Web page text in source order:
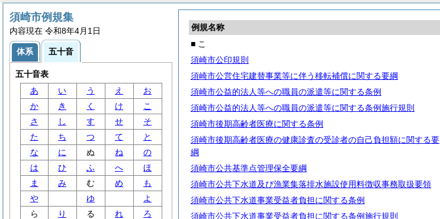
例規名称
■ こ
須崎市公印規則
須崎市公営住宅建替事業等に伴う移転補償に関する要綱
須崎市公益的法人等への職員の派遣等に関する条例
須崎市公益的法人等への職員の派遣等に関する条例施行規則
須崎市後期高齢者医療に関する条例
須崎市後期高齢者医療の健康診査の受診者の自己負担額に関する要
綱
須崎市公共基準点管理保全要綱
須崎市公共下水道及び漁業集落排水施設使用料徴収事務取扱要領
須崎市公共下水道事業受益者負担に関する条例
須崎市公共下水道事業受益者負担に関する条例施行規則
須崎市例規集
内容現在 令和8年4月1日
体系 五十音
五十音表
あ
い う え
お
か
き く け
こ
さ
し す せ
そ
た
ち つ て
と
な
に ぬ ね
の
は
ひ ふ へ
ほ
ま
み む め
も
や
ゆ
よ
ら
り る れ
ろ